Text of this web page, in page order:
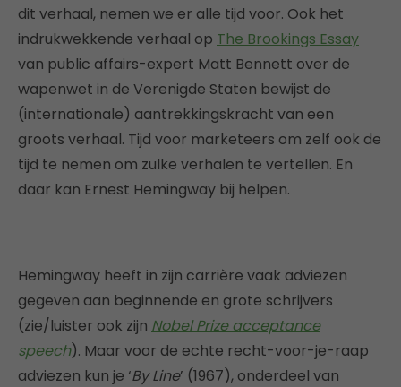
dit verhaal, nemen we er alle tijd voor. Ook het
indrukwekkende verhaal op The Brookings Essay
van public affairs-expert Matt Bennett over de
wapenwet in de Verenigde Staten bewijst de
(internationale) aantrekkingskracht van een
groots verhaal. Tijd voor marketeers om zelf ook de
tijd te nemen om zulke verhalen te vertellen. En
daar kan Ernest Hemingway bij helpen.
Hemingway heeft in zijn carrière vaak adviezen
gegeven aan beginnende en grote schrijvers
(zie/luister ook zijn Nobel Prize acceptance
speech). Maar voor de echte recht-voor-je-raap
adviezen kun je ‘By Line’ (1967), onderdeel van